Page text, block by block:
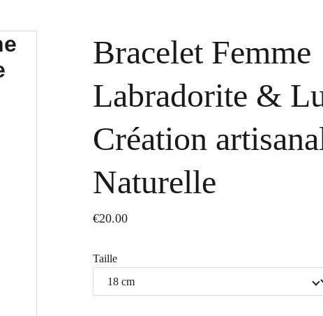
Bracelet Femme
Labradorite &
Création
Naturelle
€20.00
Taille